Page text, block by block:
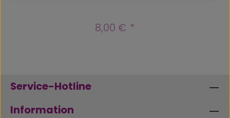
Regulärer Preis:
8,00 €
Service-Hotline
Information